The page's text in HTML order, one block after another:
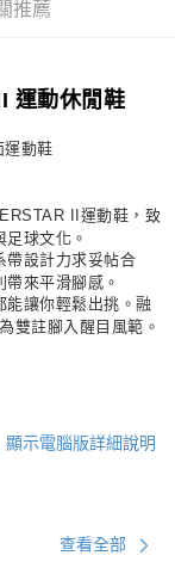
推薦
運動休閒鞋
運動鞋
II運動鞋，致
球文化。
帶設計力求妥帖合
來平滑腳感。
讓你輕鬆出挑。融
雙註腳入醒目風範。
顯示電腦版詳細說明
查看全部